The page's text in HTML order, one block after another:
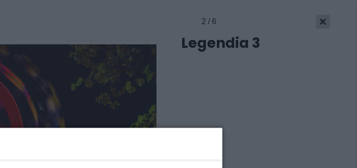
2 / 6
Legendia 3